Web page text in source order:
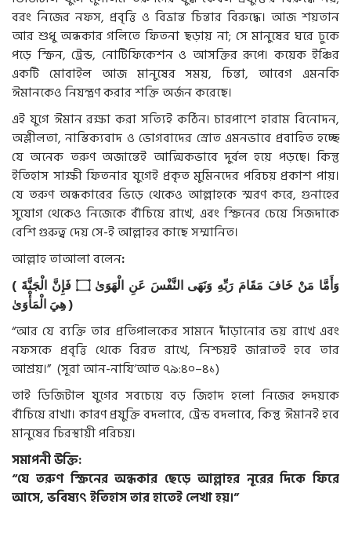
বরং নিজের নফস, প্রবৃত্তি ও বিভ্রান্ত চিন্তার বিরুদ্ধে। আজ শয়তান
আর শুধু অন্ধকার গলিতে ফিতনা ছড়ায় না; সে মানুষের ঘরে ঢুকে
পড়ে স্ক্রিন, ট্রেন্ড, নোটিফিকেশন ও আসক্তির রূপে। কয়েক ইঞ্চির
একটি মোবাইল আজ মানুষের সময়, চিন্তা, আবেগ এমনকি
ঈমানকেও নিয়ন্ত্রণ করার শক্তি অর্জন করেছে।
এই যুগে ঈমান রক্ষা করা সত্যিই কঠিন। চারপাশে হারাম বিনোদন,
অশ্লীলতা, নাস্তিক্যবাদ ও ভোগবাদের স্রোত এমনভাবে প্রবাহিত হচ্ছে
যে অনেক তরুণ অজান্তেই আত্মিকভাবে দুর্বল হয়ে পড়ছে। কিন্তু
ইতিহাস সাক্ষী ফিতনার যুগেই প্রকৃত মুমিনদের পরিচয় প্রকাশ পায়।
যে তরুণ অন্ধকারের ভিড়ে থেকেও আল্লাহকে স্মরণ করে, গুনাহের
সুযোগ থেকেও নিজেকে বাঁচিয়ে রাখে, এবং স্ক্রিনের চেয়ে সিজদাকে
বেশি গুরুত্ব দেয় সে-ই আল্লাহর কাছে সম্মানিত।
আল্লাহ তাআলা বলেন:
(
وَأَمَّا مَنْ خَافَ مَقَامَ رَبِّهِ وَنَهَى النَّفْسَ عَنِ الْهَوَىٰ ۝ فَإِنَّ الْجَنَّةَ
هِيَالْمَأْوَىٰ
)
“আর যে ব্যক্তি তার প্রতিপালকের সামনে দাঁড়ানোর ভয় রাখে এবং
নফসকে প্রবৃত্তি থেকে বিরত রাখে, নিশ্চয়ই জান্নাতই হবে তার
আশ্রয়।” (সূরা আন-নাযি‘আত ৭৯:৪০–৪১)
তাই ডিজিটাল যুগের সবচেয়ে বড় জিহাদ হলো নিজের হৃদয়কে
বাঁচিয়ে রাখা। কারণ প্রযুক্তি বদলাবে, ট্রেন্ড বদলাবে, কিন্তু ঈমানই হবে
মানুষের চিরস্থায়ী পরিচয়।
সমাপনী উক্তি:
“যে তরুণ স্ক্রিনের অন্ধকার ছেড়ে আল্লাহর নূরের দিকে ফিরে
আসে, ভবিষ্যৎ ইতিহাস তার হাতেই লেখা হয়।”